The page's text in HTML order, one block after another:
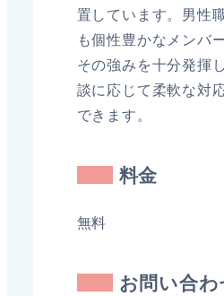
置しています。男性
も個性豊かなメンバ
その強みを十分発揮
談に応じて柔軟な対
できます。
料金
無料
お問い合わ